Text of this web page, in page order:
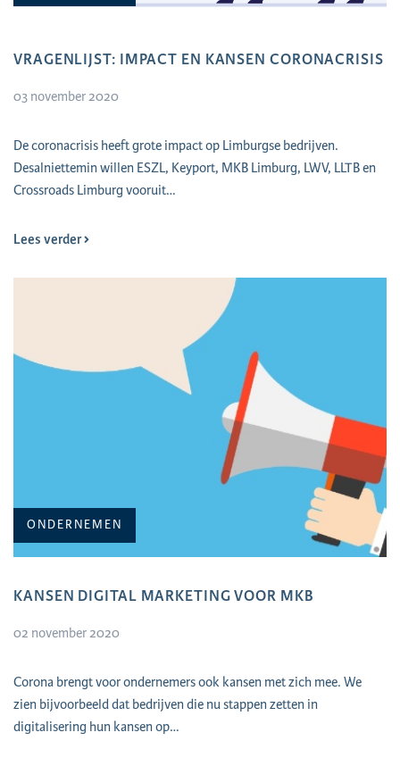
VRAGENLIJST: IMPACT EN KANSEN CORONACRISIS
03 november 2020
De coronacrisis heeft grote impact op Limburgse bedrijven.
Desalniettemin willen ESZL, Keyport, MKB Limburg, LWV, LLTB en
Crossroads Limburg vooruit…
Lees verder
ONDERNEMEN
KANSEN DIGITAL MARKETING VOOR MKB
02 november 2020
​Corona brengt voor ondernemers ook kansen met zich mee. We
zien bijvoorbeeld dat bedrijven die nu stappen zetten in
digitalisering hun kansen op…